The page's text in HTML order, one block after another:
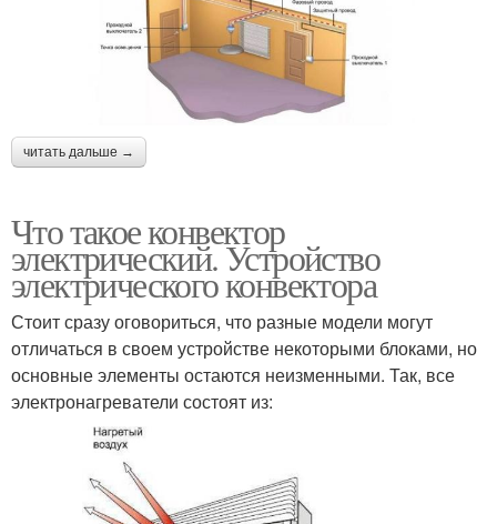
читать дальше →
Что такое конвектор
электрический. Устройство
электрического конвектора
Стоит сразу оговориться, что разные модели могут
отличаться в своем устройстве некоторыми блоками, но
основные элементы остаются неизменными. Так, все
электронагреватели состоят из: